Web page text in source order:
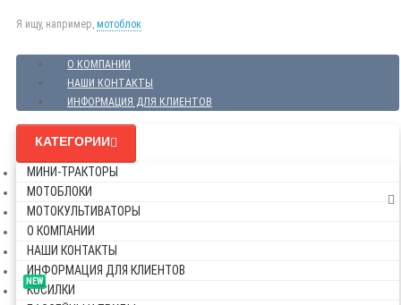
Я ищу, например, мотоблок
О КОМПАНИИ
НАШИ КОНТАКТЫ
ИНФОРМАЦИЯ ДЛЯ КЛИЕНТОВ
КАТЕГОРИИ
МИНИ-ТРАКТОРЫ
МОТОБЛОКИ
МОТОКУЛЬТИВАТОРЫ
О КОМПАНИИ
НАШИ КОНТАКТЫ
ИНФОРМАЦИЯ ДЛЯ КЛИЕНТОВ
NEW
КОСИЛКИ